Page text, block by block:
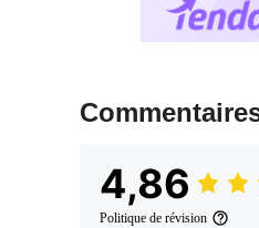
4,86
Politique de révision